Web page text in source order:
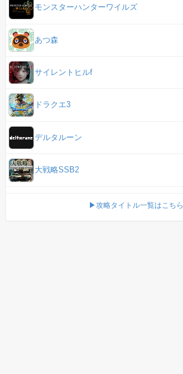
モンスターハンターワイルズ
あつ森
サイレントヒルf
ドラクエ3
デルタルーン
大戦略SSB2
▶攻略タイトル一覧はこちら